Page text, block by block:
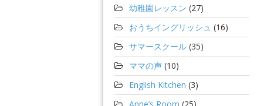
幼稚園レッスン (27)
おうちイングリッシュ (16)
サマースクール(35)
ママの声(10)
English Kitchen (3)